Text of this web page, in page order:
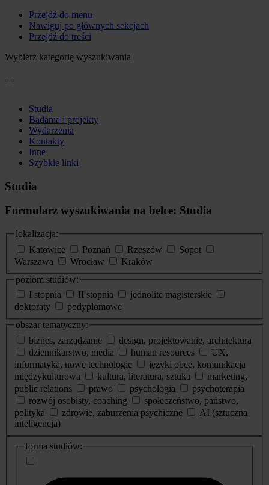
Przejdź do menu
Nawiguj po głównych sekcjach
Przejdź do treści
Wybierz kategorię wyszukiwania
Studia
Badania i projekty
Wydarzenia
Kontakty
Inne
Szybkie linki
Studia
Formularz wyszukiwania na belce: Studia
lokalizacja:
Katowice
Poznań Rzeszów
Sopot
Warszawa
Wrocław
Kraków
poziom studiów:
I stopnia
II stopnia
jednolite magisterskie
doktoraty
podyplomowe
obszar tematyczny:
biznes, zarządzanie
design, projektowanie, architektura
dziennikarstwo, media
human resources
UX,
informatyka, nowe technologie
języki obce, komunikacja
międzykulturowa
kultura, literatura, sztuka
marketing,
public relations
prawo psychologia
psychoterapia
rozwój osobisty, coaching
społeczeństwo, państwo,
polityka
zdrowie, zaburzenia psychiczne
AI (sztuczna
inteligencja)
dodatkowe
informacje
forma studiów: